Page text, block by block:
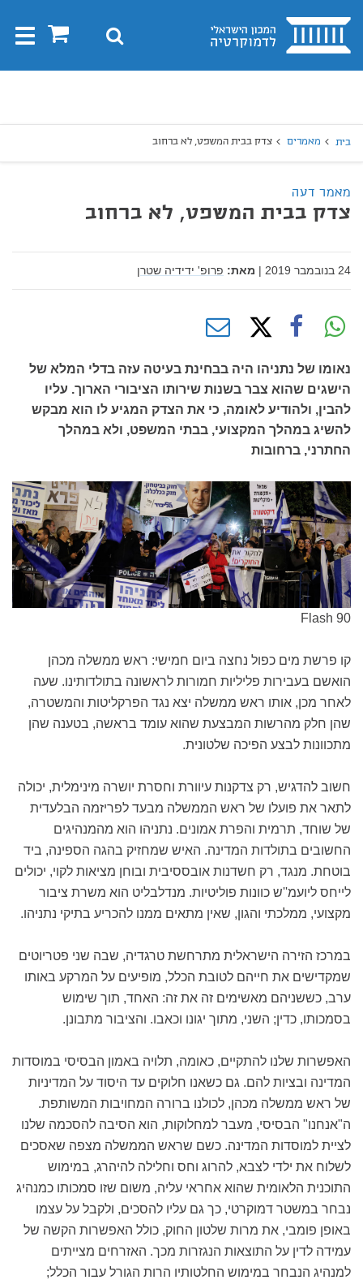
בית 0 חיפוש
בית מאמרים צדק בבית המשפט, לא ברחוב
מאמר דעה
צדק בבית המשפט, לא ברחוב
24 בנובמבר 2019 | מאת: פרופ' ידידיה שטרן
נאומו של נתניהו היה בבחינת בעיטה עזה בדלי המלא של
הישגים שהוא צבר בשנות שירותו הציבורי הארוך. עליו
להבין, ולהודיע לאומה, כי את הצדק המגיע לו הוא מבקש
להשיג במהלך המקצועי, בבתי המשפט, ולא במהלך
החתרני, ברחובות
Flash 90
קו פרשת מים כפול נחצה ביום חמישי: ראש ממשלה מכהן
הואשם בעבירות פליליות חמורות לראשונה בתולדותינו. שעה
לאחר מכן, אותו ראש ממשלה יצא נגד הפרקליטות והמשטרה,
שהן חלק מהרשות המבצעת שהוא עומד בראשה, בטענה שהן
מתכוונות לבצע הפיכה שלטונית.
חשוב להדגיש, רק צדקנות עיוורת וחסרת יושרה מינימלית, יכולה
לתאר את פועלו של ראש הממשלה מבעד לפריזמה הבלעדית
של שוחד, תרמית והפרת אמונים. נתניהו הוא מהמנהיגים
החשובים בתולדות המדינה. האיש שמחזיק בהגה הספינה, ביד
בוטחת. מנגד, רק חשדנות אובססיבית ובוחן מציאות לקוי, יכולים
לייחס ליועמ''ש כוונות פוליטיות. מנדלבליט הוא משרת ציבור
מקצועי, ממלכתי והגון, שאין מתאים ממנו להכריע בתיקי נתניהו.
במרכז הזירה הישראלית מתרחשת טרגדיה, שבה שני פטריוטים
שמקדישים את חייהם לטובת הכלל, מופיעים על המרקע באותו
ערב, כששניהם מאשימים זה את זה: האחד, תוך שימוש
בסמכותו, כדין; השני, מתוך יגונו וכאבו. והציבור מתבונן.
האפשרות שלנו להתקיים, כאומה, תלויה באמון הבסיסי במוסדות
המדינה ובציות להם. גם כשאנו חלוקים עד היסוד על המדיניות
של ראש ממשלה מכהן, לכולנו ברורה המחויבות המשותפת.
ה"אנחנו" הבסיסי, מעבר למחלוקות, הוא הסיבה להסכמה שלנו
לציית למוסדות המדינה. כשם שראש הממשלה מצפה שאסכים
לשלוח את ילדי לצבא, להרוג וחס וחלילה להיהרג, במימוש
התוכנית הלאומית שהוא אחראי עליה, משום שזו סמכותו כמנהיג
נבחר במשטר דמוקרטי, כך גם עליו להסכים, ולקבל על עצמו
באופן פומבי, את מרות שלטון החוק, כולל האפשרות הקשה של
עמידה לדין על התוצאות הנגזרות מכך. האזרחים מצייתים
למנהיג הנבחר במימוש החלטותיו הרות הגורל עבור הכלל;